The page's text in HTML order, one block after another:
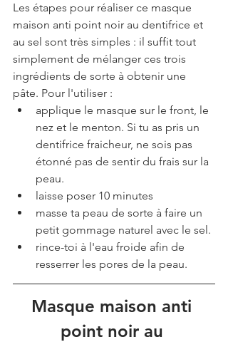
Les étapes pour réaliser ce masque
maison anti point noir au dentifrice et
au sel sont très simples : il suffit tout
simplement de mélanger ces trois
ingrédients de sorte à obtenir une
pâte. Pour l'utiliser :
applique le masque sur le front, le
nez et le menton. Si tu as pris un
dentifrice fraicheur, ne sois pas
étonné pas de sentir du frais sur la
peau.
laisse poser 10 minutes
masse ta peau de sorte à faire un
petit gommage naturel avec le sel.
rince-toi à l'eau froide afin de
resserrer les pores de la peau.
Masque maison anti
point noir au